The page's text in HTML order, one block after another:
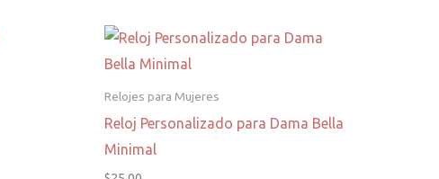
Relojes para Mujeres
Reloj Personalizado para Dama Bella
Minimal